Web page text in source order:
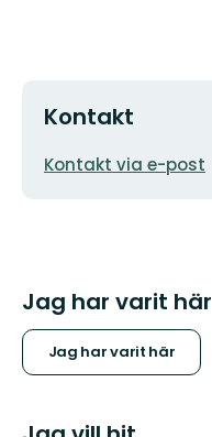
Kontakt
E-
Kontakt via e-post
Jag har varit här
Jag har varit här